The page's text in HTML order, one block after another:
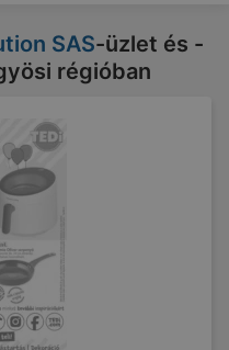
SAS-üzlet és -
régióban